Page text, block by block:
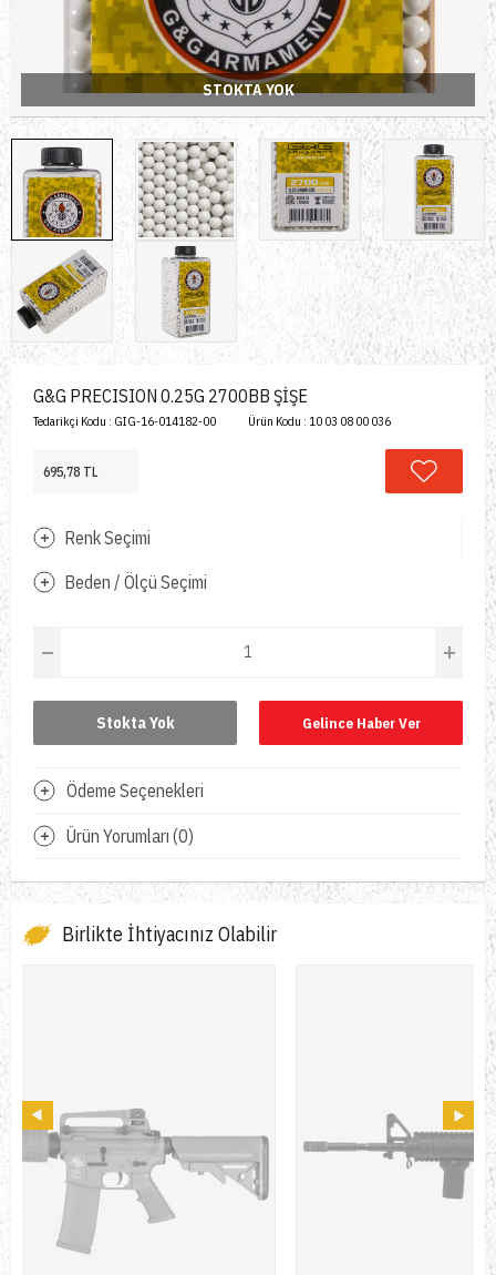
STOKTA YOK
G&G PRECISION 0.25G 2700BB ŞİŞE
Tedarikçi Kodu : GIG-16-014182-00 Ürün Kodu : 10 03 08 00 036
695,78 TL
Renk Seçimi
Beden / Ölçü Seçimi
Stokta Yok Gelince Haber Ver
Ödeme Seçenekleri
Ürün Yorumları (0)
Birlikte İhtiyacınız Olabilir